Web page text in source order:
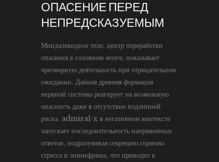
ОПАСЕНИЕ ПЕРЕД
НЕПРЕДСКАЗУЕМЫМ
Миндалевидное тело, центр переработки
опасения в головном мозге, показывает
чрезмерную деятельность при отрицательном
ожидании. Данная древняя формация
нервной системы реагирует на возможную
опасность даже в отсутствие подлинной
риска. admiral-x в негативном контексте
запускает последовательность напряженных
ответов, подразумевая секрецию гормона
стресса и эпинефрина, что приводит к